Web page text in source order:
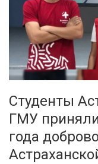
Студенты
ГМУ
года